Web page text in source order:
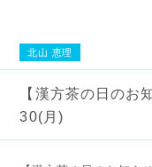
北山 恵理
【漢方茶の日のお
30(月)